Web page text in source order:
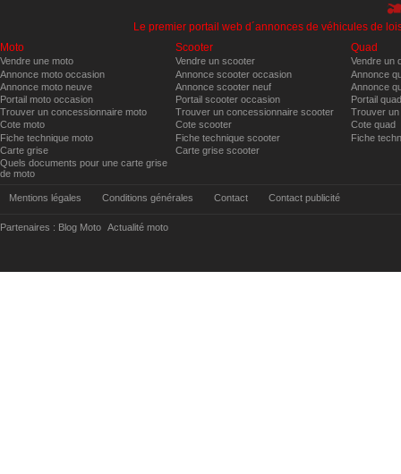
Le premier portail web d´annonces de véhicules de
Moto
Vendre une moto
Annonce moto occasion
Annonce moto neuve
Portail moto occasion
Trouver un concessionnaire moto
Cote moto
Fiche technique moto
Carte grise
Quels documents pour une carte grise
de moto
Scooter
Vendre un scooter
Annonce scooter occasion
Annonce scooter neuf
Portail scooter occasion
Trouver un concessionnaire scooter
Cote scooter
Fiche technique scooter
Carte grise scooter
Quad
Vendre un
Annonce
Annonce
Portail
Trouver
Cote quad
Fiche
Mentions légales Conditions générales Contact Contact publicité
Partenaires : Blog Moto Actualité moto